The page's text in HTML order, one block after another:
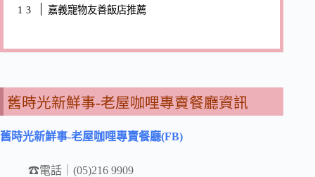
嘉義寵物友善飯店推薦
舊時光新鮮事-老屋咖哩專賣餐廳資訊
舊時光新鮮事-老屋咖哩專賣餐廳(FB)
☎電話｜(05)216 9909